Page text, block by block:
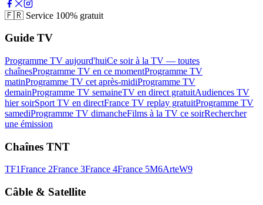
🇫🇷 Service 100% gratuit
Guide TV
Programme TV aujourd'huiCe soir à la TV — toutes
chaînesProgramme TV en ce momentProgramme TV
matinProgramme TV cet après-midiProgramme TV
demainProgramme TV semaineTV en direct gratuitAudiences TV
hier soirSport TV en directFrance TV replay gratuitProgramme TV
samediProgramme TV dimancheFilms à la TV ce soirRechercher
une émission
Chaînes TNT
TF1France 2France 3France 4France 5M6ArteW9
Câble & Satellite